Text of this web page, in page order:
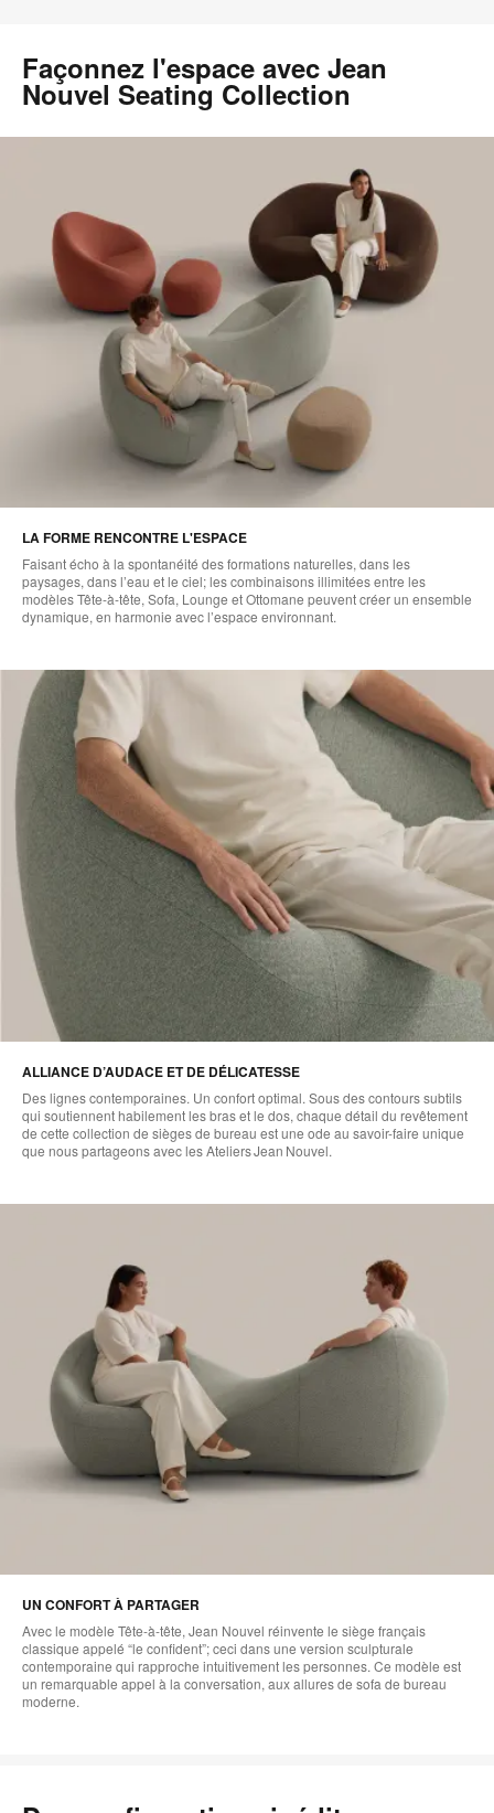
Façonnez l'espace avec Jean
Nouvel Seating Collection
LA FORME RENCONTRE L'ESPACE
Faisant écho à la spontanéité des formations naturelles, dans les
paysages, dans l’eau et le ciel; les combinaisons illimitées entre les
modèles Tête-à-tête, Sofa, Lounge et Ottomane peuvent créer un ensemble
dynamique, en harmonie avec l’espace environnant.
ALLIANCE D’AUDACE ET DE DÉLICATESSE
Des lignes contemporaines. Un confort optimal. Sous des contours subtils
qui soutiennent habilement les bras et le dos, chaque détail du revêtement
de cette collection de sièges de bureau est une ode au savoir-faire unique
que nous partageons avec les Ateliers Jean Nouvel.
UN CONFORT À PARTAGER
Avec le modèle Tête-à-tête, Jean Nouvel réinvente le siège français
classique appelé “le confident”; ceci dans une version sculpturale
contemporaine qui rapproche intuitivement les personnes. Ce modèle est
un remarquable appel à la conversation, aux allures de sofa de bureau
moderne.